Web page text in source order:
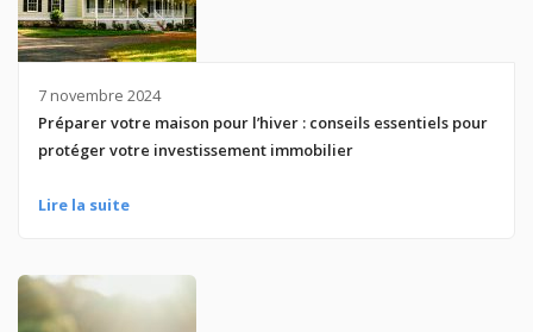
7 novembre 2024
Préparer votre maison pour l’hiver : conseils essentiels pour
protéger votre investissement immobilier
Lire la suite